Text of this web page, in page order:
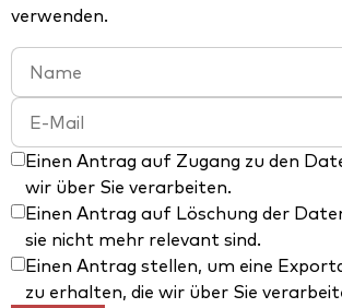
verwenden.
Einen Antrag auf Zugang zu den
wir über Sie verarbeiten.
Einen Antrag auf Löschung der
sie nicht mehr relevant sind.
Einen Antrag stellen, um eine
zu erhalten, die wir über Sie